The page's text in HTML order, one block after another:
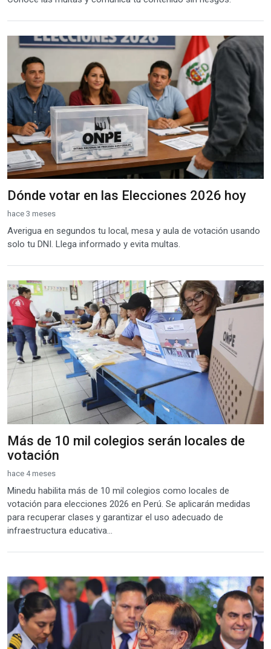
Dónde votar en las Elecciones 2026 hoy
hace 3 meses
Averigua en segundos tu local, mesa y aula de votación usando
solo tu DNI. Llega informado y evita multas.
Más de 10 mil colegios serán locales de
votación
hace 4 meses
Minedu habilita más de 10 mil colegios como locales de
votación para elecciones 2026 en Perú. Se aplicarán medidas
para recuperar clases y garantizar el uso adecuado de
infraestructura educativa...